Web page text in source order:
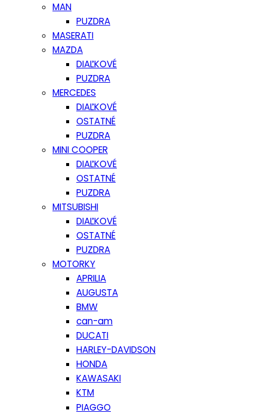
MAN
PUZDRA
MASERATI
MAZDA
DIAĽKOVÉ
PUZDRA
MERCEDES
DIAĽKOVÉ
OSTATNÉ
PUZDRA
MINI COOPER
DIAĽKOVÉ
OSTATNÉ
PUZDRA
MITSUBISHI
DIAĽKOVÉ
OSTATNÉ
PUZDRA
MOTORKY
APRILIA
AUGUSTA
BMW
can-am
DUCATI
HARLEY-DAVIDSON
HONDA
KAWASAKI
KTM
PIAGGO